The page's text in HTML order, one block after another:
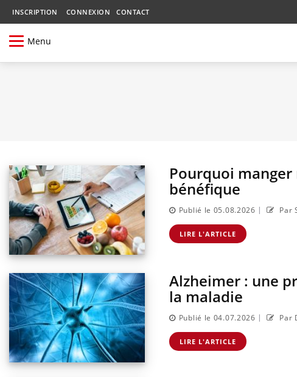
INSCRIPTION CONNEXION CONTACT
Menu
Pourquoi
bénéfique
Publié le 05.08.2026 | Par
LIRE L'ARTICLE
Alzheimer : une
la maladie
Publié le 04.07.2026 | Par
LIRE L'ARTICLE